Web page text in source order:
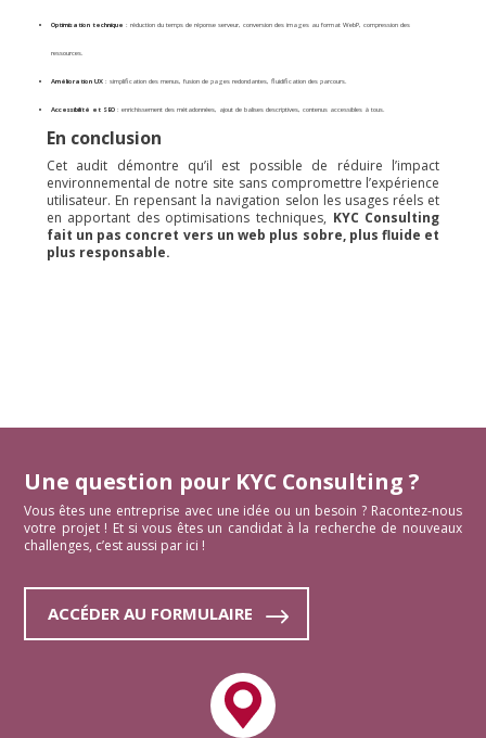
Optimisation technique : réduction du temps de réponse serveur, conversion des images au format WebP, compression des
ressources.
Amélioration UX : simplification des menus, fusion de pages redondantes, fluidification des parcours.
Accessibilité et SEO : enrichissement des métadonnées, ajout de balises descriptives, contenus accessibles à tous.
En conclusion
Cet audit démontre qu’il est possible de réduire l’impact
environnemental de notre site sans compromettre l’expérience
utilisateur. En repensant la navigation selon les usages réels et
en apportant des optimisations techniques, KYC Consulting
fait un pas concret vers un web plus sobre, plus fluide et
plus responsable.
Une question pour KYC Consulting ?
Vous êtes une entreprise avec une idée ou un besoin ? Racontez-nous
votre projet ! Et si vous êtes un candidat à la recherche de nouveaux
challenges, c’est aussi par ici !
ACCÉDER AU FORMULAIRE